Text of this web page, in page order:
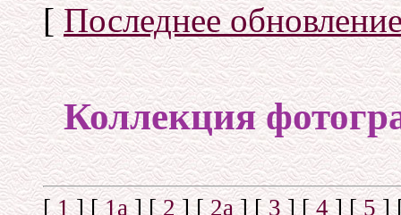
[Последнее
Коллекция
[1] [1а] [2] [2а] [3] [4] [5]